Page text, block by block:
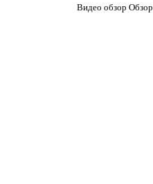
Видео обзор Обзор